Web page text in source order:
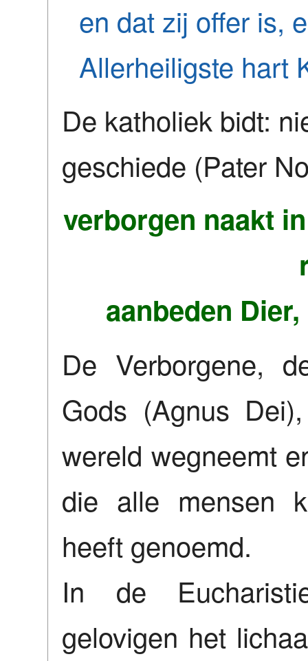
en dat zij offer is,
Allerheiligste hart
De katholiek bidt:
geschiede (Pater
verborgen naakt
aanbeden
De Verborgene,
Gods (Agnus
wereld wegneemt
die alle mensen
heeft genoemd.
In de
gelovigen het